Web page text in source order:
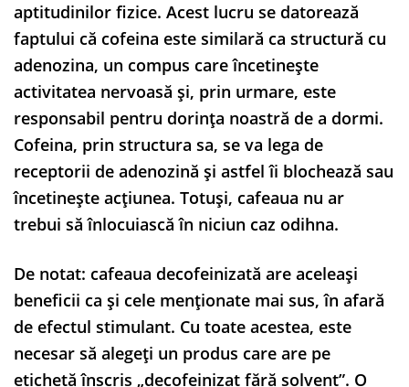
aptitudinilor fizice. Acest lucru se datorează
faptului că cofeina este similară ca structură cu
adenozina, un compus care încetinește
activitatea nervoasă și, prin urmare, este
responsabil pentru dorința noastră de a dormi.
Cofeina, prin structura sa, se va lega de
receptorii de adenozină și astfel îi blochează sau
încetinește acțiunea. Totuși, cafeaua nu ar
trebui să înlocuiască în niciun caz odihna.
De notat: cafeaua decofeinizată are aceleași
beneficii ca și cele menționate mai sus, în afară
de efectul stimulant. Cu toate acestea, este
necesar să alegeți un produs care are pe
etichetă înscris „decofeinizat fără solvent”. O